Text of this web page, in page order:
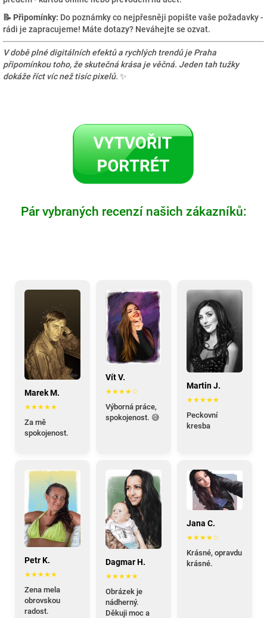
📝 Připomínky: Do poznámky co nejpřesněji popište vaše požadavky -
rádi je zapracujeme! Máte dotazy? Neváhejte se ozvat.
V době plné digitálních efektů a rychlých trendů je Praha
připomínkou toho, že skutečná krása je věčná. Jeden tah tužky
dokáže říct víc než tisíc pixelů. ✨
Pár vybraných recenzí našich zákazníků:
Marek M.
★★★★★
Za mě
spokojenost.
Vít V.
★★★★☆
Výborná práce,
spokojenost. 😅
Martin J.
★★★★★
Peckovní
kresba
Petr K.
★★★★★
Zena mela
obrovskou
radost.
Dagmar H.
★★★★★
Obrázek je
nádherný.
Děkuji moc a
Jana C.
★★★★☆
Krásné, opravdu
krásné.